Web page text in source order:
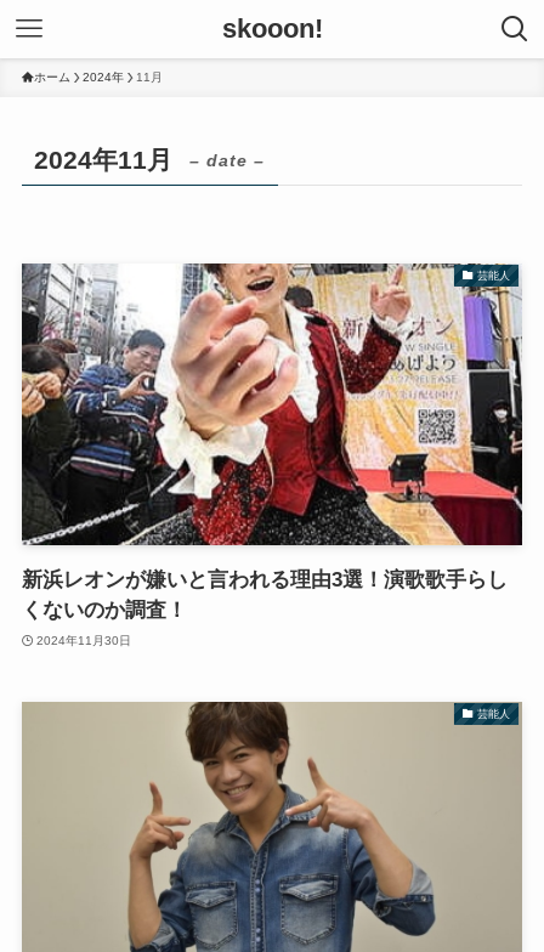
skooon!
ホーム 2024年 11月
2024年11月 – date –
芸能人
新浜レオンが嫌いと言われる理由3選！演歌歌手らし
くないのか調査！
2024年11月30日
芸能人